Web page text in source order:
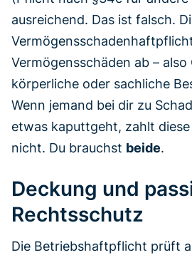
ausreichend. Das ist falsch.
Vermögensschäden ab –
körperliche oder sachliche
Wenn jemand bei dir zu
etwas kaputtgeht, zahlt
nicht. Du brauchst beide.
Deckung und
Rechtsschutz
Die Betriebshaftpflicht prüft